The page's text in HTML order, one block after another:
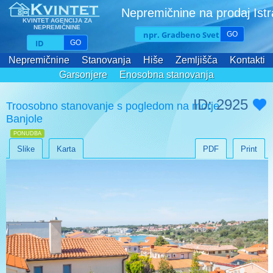
KVINTET AGENCIJA ZA
NEPREMIČNINE
Nepremičnine na prodaj
GO
GO
Nepremičnine Stanovanja Hiše Zemljišča
Kontakti
Garsonjere
Enosobna stanovanja
Dvosobna stanovanja
Trosobna stanovanja
Troosobno stanovanje s pogledom na morje
Banjole
PONUDBA
ID: 2925
Slike Karta Print
PDF